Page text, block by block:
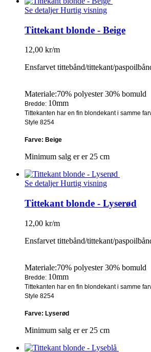
Se detaljerHurtig visning
Tittekant blonde - Beige
12,00 kr/m
Ensfarvet tittebånd/tittekant/
Materiale:70% polyester 30% bomuld
Bredde: 10mm
Tittekanten har en fin blondekant i samme
Style 8254
Farve: Beige
Minimum salg er er 25 cm
Se detaljerHurtig visning
Tittekant blonde - Lyserød
12,00 kr/m
Ensfarvet tittebånd/tittekant/
Materiale:70% polyester 30% bomuld
Bredde: 10mm
Tittekanten har en fin blondekant i samme
Style 8254
Farve: Lyserød
Minimum salg er er 25 cm